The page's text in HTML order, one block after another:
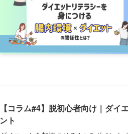
【コラム#4】脱初心者向け｜ダイ
ント